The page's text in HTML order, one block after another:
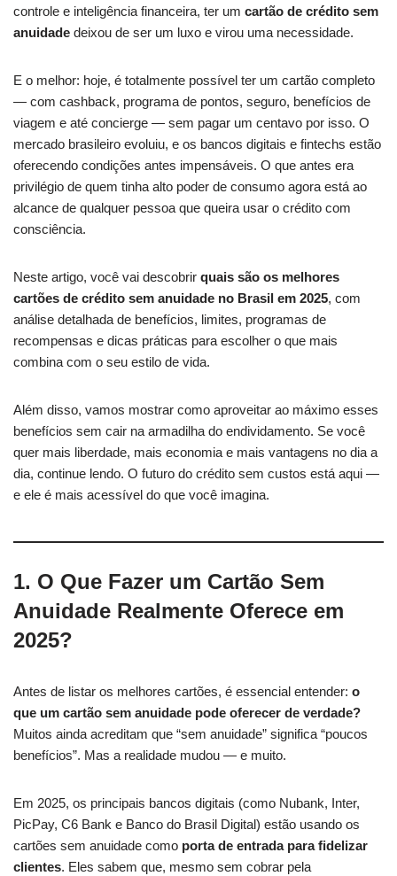
controle e inteligência financeira, ter um cartão de crédito sem
anuidade deixou de ser um luxo e virou uma necessidade.
E o melhor: hoje, é totalmente possível ter um cartão completo
— com cashback, programa de pontos, seguro, benefícios de
viagem e até concierge — sem pagar um centavo por isso. O
mercado brasileiro evoluiu, e os bancos digitais e fintechs estão
oferecendo condições antes impensáveis. O que antes era
privilégio de quem tinha alto poder de consumo agora está ao
alcance de qualquer pessoa que queira usar o crédito com
consciência.
Neste artigo, você vai descobrir quais são os melhores
cartões de crédito sem anuidade no Brasil em 2025, com
análise detalhada de benefícios, limites, programas de
recompensas e dicas práticas para escolher o que mais
combina com o seu estilo de vida.
Além disso, vamos mostrar como aproveitar ao máximo esses
benefícios sem cair na armadilha do endividamento. Se você
quer mais liberdade, mais economia e mais vantagens no dia a
dia, continue lendo. O futuro do crédito sem custos está aqui —
e ele é mais acessível do que você imagina.
1. O Que Fazer um Cartão Sem
Anuidade Realmente Oferece em
2025?
Antes de listar os melhores cartões, é essencial entender: o
que um cartão sem anuidade pode oferecer de verdade?
Muitos ainda acreditam que “sem anuidade” significa “poucos
benefícios”. Mas a realidade mudou — e muito.
Em 2025, os principais bancos digitais (como Nubank, Inter,
PicPay, C6 Bank e Banco do Brasil Digital) estão usando os
cartões sem anuidade como porta de entrada para fidelizar
clientes. Eles sabem que, mesmo sem cobrar pela